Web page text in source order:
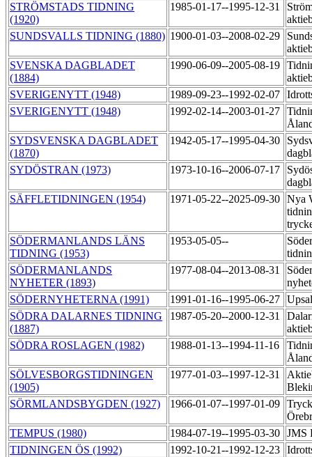
STRÖMSTADS TIDNING
(1920)
1985-01-17--1995-12-31
SUNDSVALLS TIDNING (1880) 1900-01-03--2008-02-29
SVENSKA DAGBLADET
(1884)
1990-06-09--2005-08-19
SVERIGENYTT (1948)
1989-09-23--1992-02-07
SVERIGENYTT (1948)
1992-02-14--2003-01-27
SYDSVENSKA DAGBLADET
(1870)
1942-05-17--1995-04-30
SYDÖSTRAN (1973)
1973-10-16--2006-07-17
SÄFFLETIDNINGEN (1954)
1971-05-22--2025-09-30 Nya
SÖDERMANLANDS LÄNS
TIDNING (1953)
1953-05-05--
SÖDERMANLANDS
NYHETER (1893)
1977-08-04--2013-08-31
SÖDERNYHETERNA (1991)
1991-01-16--1995-06-27
SÖDRA DALARNES TIDNING
(1887)
1987-05-20--2000-12-31
SÖDRA ROSLAGEN (1982)
1988-01-13--1994-11-16
SÖLVESBORGSTIDNINGEN
(1905)
1977-01-03--1997-12-31
SÖRMLANDSBYGDEN (1927)
1966-01-07--1997-01-09
TEMPUS (1980)
1984-07-19--1995-03-30 JMS
TIDNINGEN ÖS (1992)
1992-10-21--1992-12-23